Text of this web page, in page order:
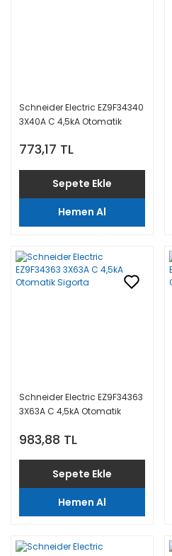
Schneider Electric EZ9F34340
3X40A C 4,5kA Otomatik
773,17 TL
Sepete Ekle
Hemen Al
Schneider Electric EZ9F34363
3X63A C 4,5kA Otomatik
983,88 TL
Sepete Ekle
Hemen Al